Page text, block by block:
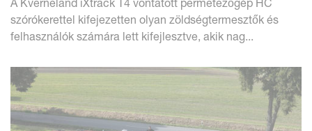
A Kverneland iXtrack T4 vontatott permetezőgép HC
szórókerettel kifejezetten olyan zöldségtermesztők és
felhasználók számára lett kifejlesztve, akik nag...